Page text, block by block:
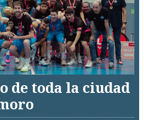
de toda la ciudad